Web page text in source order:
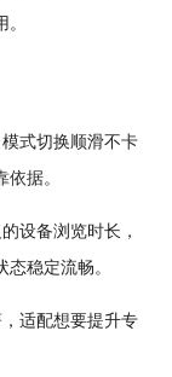
式切换顺滑不卡
据。
设备浏览时长，
态稳定流畅。
适配想要提升专